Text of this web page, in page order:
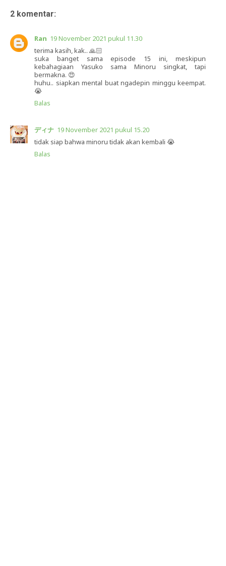
2 komentar:
Ran 19 November 2021 pukul 11.30
terima kasih, kak.. 🙏🏻
suka banget sama episode 15 ini, meskipun
kebahagiaan Yasuko sama Minoru singkat, tapi
bermakna. 😍
huhu.. siapkan mental buat ngadepin minggu keempat.
😭
Balas
ディナ 19 November 2021 pukul 15.20
tidak siap bahwa minoru tidak akan kembali 😭
Balas